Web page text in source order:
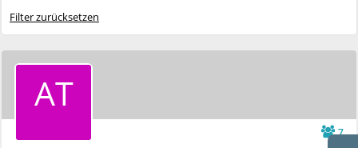
Filter zurücksetzen
AT
7